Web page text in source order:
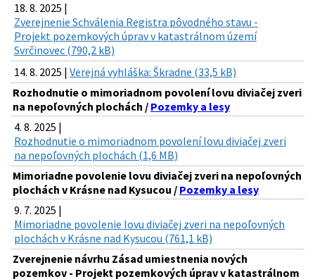
18. 8. 2025 |
Zverejnenie Schválenia Registra pôvodného stavu -
Projekt pozemkových úprav v katastrálnom území
Svrčinovec (790,2 kB)
14. 8. 2025 | Verejná vyhláška: Škradne (33,5 kB)
Rozhodnutie o mimoriadnom povolení lovu diviačej zveri
na nepoľovných plochách / Pozemky a lesy
4. 8. 2025 |
Rozhodnutie o mimoriadnom povolení lovu diviačej zveri
na nepoľovných plochách (1,6 MB)
Mimoriadne povolenie lovu diviačej zveri na nepoľovných
plochách v Krásne nad Kysucou / Pozemky a lesy
9. 7. 2025 |
Mimoriadne povolenie lovu diviačej zveri na nepoľovných
plochách v Krásne nad Kysucou (761,1 kB)
Zverejnenie návrhu Zásad umiestnenia nových
pozemkov - Projekt pozemkových úprav v katastrálnom